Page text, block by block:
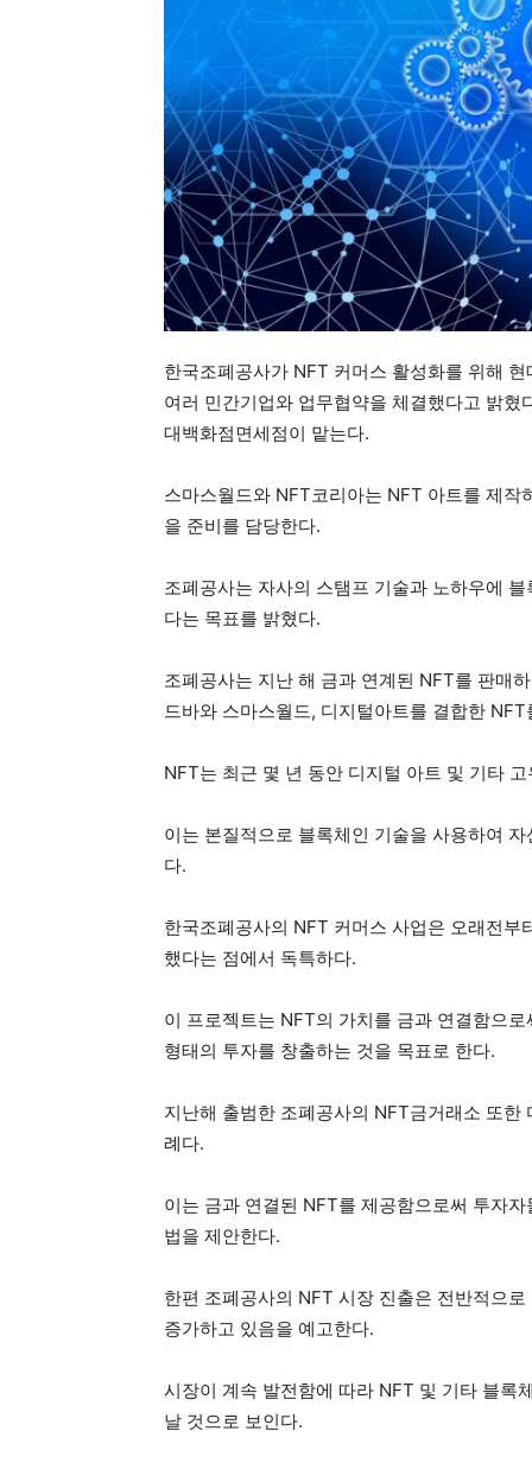
한국조폐공사가 NFT 커머스 활성화를 위해
여러 민간기업와 업무협약을 체결했다고 밝
대백화점면세점이 맡는다.
스마스월드와 NFT코리아는 NFT 아트를 제작
을 준비를 담당한다.
조폐공사는 자사의 스탬프 기술과 노하우에
다는 목표를 밝혔다.
조폐공사는 지난 해 금과 연계된 NFT를 판매
드바와 스마스월드, 디지털아트를 결합한 NFT
NFT는 최근 몇 년 동안 디지털 아트 및 기타
이는 본질적으로 블록체인 기술을 사용하여
다.
한국조폐공사의 NFT 커머스 사업은 오래전
했다는 점에서 독특하다.
이 프로젝트는 NFT의 가치를 금과 연결함으
형태의 투자를 창출하는 것을 목표로 한다.
지난해 출범한 조폐공사의 NFT금거래소 또
례다.
이는 금과 연결된 NFT를 제공함으로써 투자
법을 제안한다.
한편 조폐공사의 NFT 시장 진출은 전반적으
증가하고 있음을 예고한다.
시장이 계속 발전함에 따라 NFT 및 기타 블록
날 것으로 보인다.